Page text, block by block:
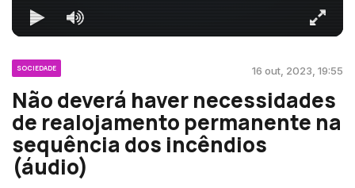
SOCIEDADE 16 out, 2023, 19:55
Não deverá haver necessidades
de realojamento permanente na
sequência dos incêndios
(áudio)